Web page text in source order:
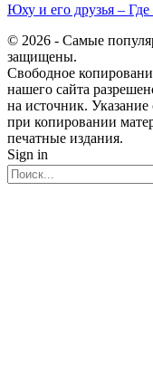
Юху и его друзья –
© 2026 - Самые
защищены.
Свободное
нашего сайта
на источник. Указание
при копировании
печатные издания.
Sign in